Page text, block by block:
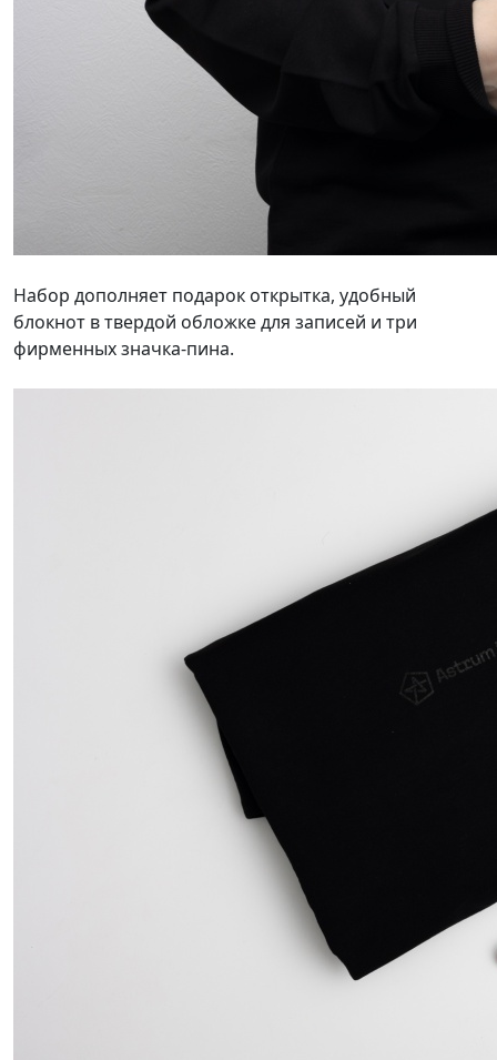
Набор дополняет подарок открытка, удобный
блокнот в твердой обложке для записей и три
фирменных значка-пина.